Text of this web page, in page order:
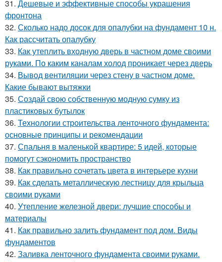
31. Дешевые и эффективные способы украшения
фронтона
32. Сколько надо досок для опалубки на фундамент 10 н.
Как рассчитать опалубку
33. Как утеплить входную дверь в частном доме своими
руками. По каким каналам холод проникает через дверь
34. Вывод вентиляции через стену в частном доме.
Какие бывают вытяжки
35. Создай свою собственную модную сумку из
пластиковых бутылок
36. Технологии строительства ленточного фундамента:
основные принципы и рекомендации
37. Спальня в маленькой квартире: 5 идей, которые
помогут сэкономить пространство
38. Как правильно сочетать цвета в интерьере кухни
39. Как сделать металлическую лестницу для крыльца
своими руками
40. Утепление железной двери: лучшие способы и
материалы
41. Как правильно залить фундамент под дом. Виды
фундаментов
42. Заливка ленточного фундамента своими руками.